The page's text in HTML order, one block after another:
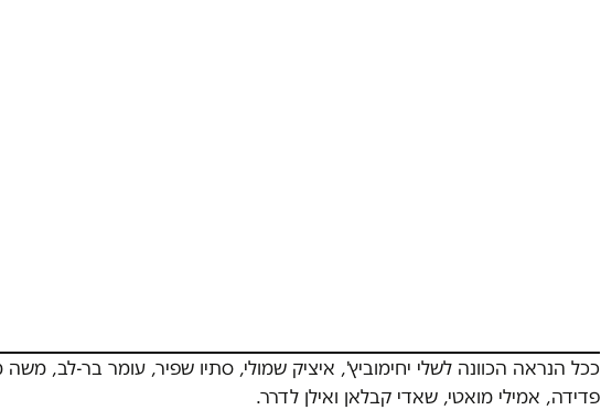
ככל הנראה הכוונה לשלי יחימוביץ', איציק שמולי, סתיו שפיר, עומר בר-לב, משה
פדידה, אמילי מואטי, שאדי קבלאן ואילן לדרר.